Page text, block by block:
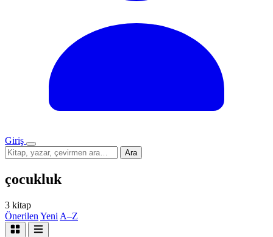
Giriş
Menü
Sitede
ara
Ara
çocukluk
3 kitap
Önerilen Yeni A–Z